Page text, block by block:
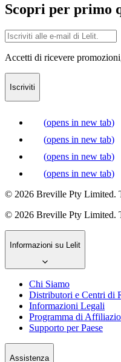
Scopri per primo
Accetti di ricevere
Iscriviti
(opens in new tab)
(opens in new tab)
(opens in new tab)
(opens in new tab)
© 2026 Breville Pty Limited.
© 2026 Breville Pty Limited.
Informazioni su Lelit
Chi Siamo
Distributori e Centri di
Informazioni Legali
Programma di
Supporto per Paese
Assistenza